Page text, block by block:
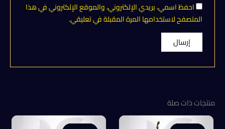
احفظ اسمي، بريدي الإلكتروني، والموقع الإلكتروني في هذا
المتصفح لاستخدامها المرة المقبلة في تعليقي.
منتجات ذات صلة